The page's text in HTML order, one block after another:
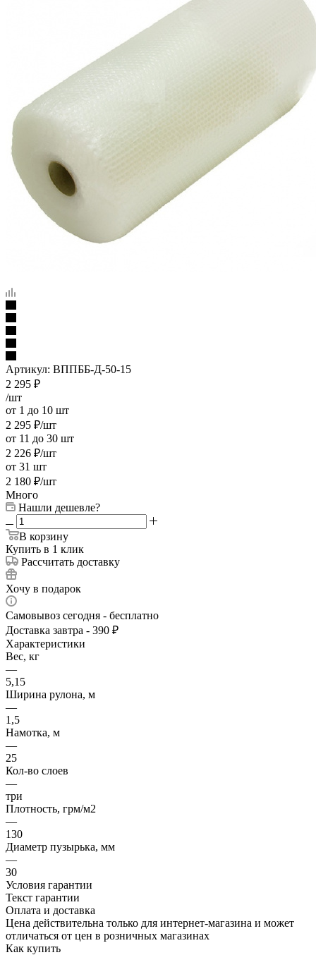
Артикул: ВППББ-Д-50-15
2 295 ₽
/шт
от 1 до 10 шт
2 295 ₽/шт
от 11 до 30 шт
2 226 ₽/шт
от 31 шт
2 180 ₽/шт
Много
Нашли дешевле?
В корзину
Купить в 1 клик
Рассчитать доставку
Хочу в подарок
Самовывоз сегодня - бесплатно
Доставка завтра - 390 ₽
Характеристики
Вес, кг
—
5,15
Ширина рулона, м
—
1,5
Намотка, м
—
25
Кол-во слоев
—
три
Плотность, грм/м2
—
130
Диаметр пузырька, мм
—
30
Условия гарантии
Текст гарантии
Оплата и доставка
Цена действительна только для интернет-магазина и может
отличаться от цен в розничных магазинах
Как купить